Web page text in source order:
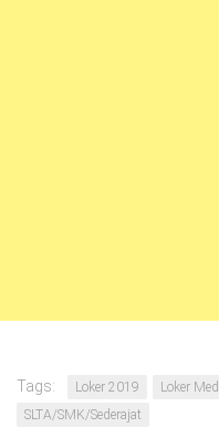
Tags: Loker 2019 Loker
SLTA/SMK/Sederajat